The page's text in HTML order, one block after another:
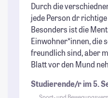
Durch die
jede Person dr
Besonders ist die
Einwohner*innen, die
freundlich sind, aber
Blatt vor den Mund
Studierende/r im 5.